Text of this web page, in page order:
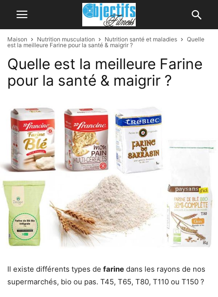
Maison Nutrition musculation Nutrition santé et maladies
Quelle
est la meilleure Farine pour la santé & maigrir ?
Quelle est la meilleure Farine
pour la santé & maigrir ?
Il existe différents types de farine dans les rayons de nos
supermarchés, bio ou pas. T45, T65, T80, T110 ou T150 ?